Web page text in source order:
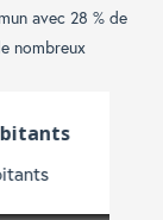
avec 28 % de
nombreux